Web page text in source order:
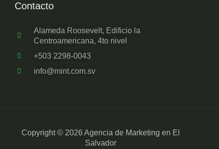
Contacto
Alameda Roosevelt, Edificio la
Centroamericana, 4to nivel
+503 2298-0043
info@mint.com.sv
Copyright © 2026 Agencia de Marketing en El
Salvador